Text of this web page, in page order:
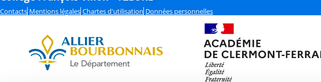
Contacts Mentions légales Chartes d'utilisation Données personnelles